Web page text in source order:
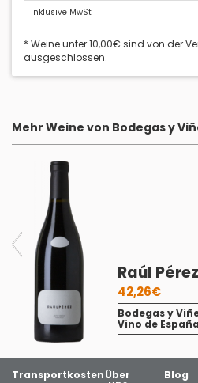
inklusive MwSt
* Weine unter 10,00€ sind von der
ausgeschlossen.
Mehr Weine von Bodegas y
Raúl
42,26€
Bodegas y
Vino de España
TransportkostenÜber Blog